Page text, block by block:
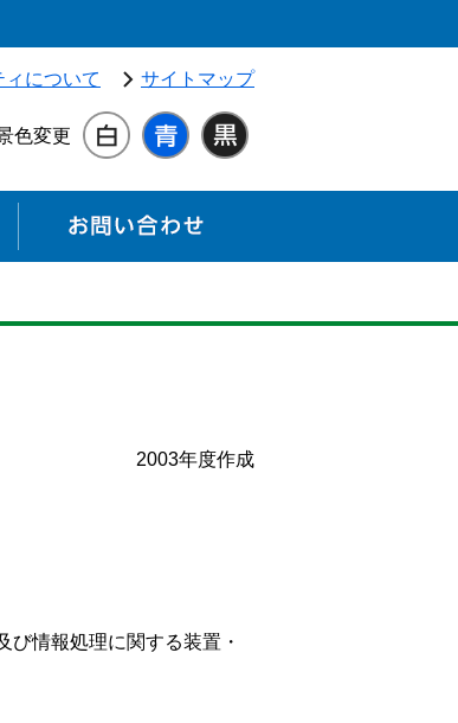
について サイトマップ
色変更
各種資料
2003年度作成
情報処理に関する装置・